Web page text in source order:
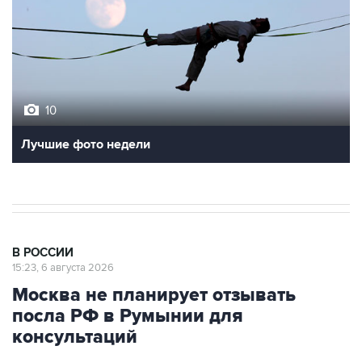
10
Лучшие фото недели
В РОССИИ
15:23, 6 августа 2026
Москва не планирует отзывать
посла РФ в Румынии для
консультаций